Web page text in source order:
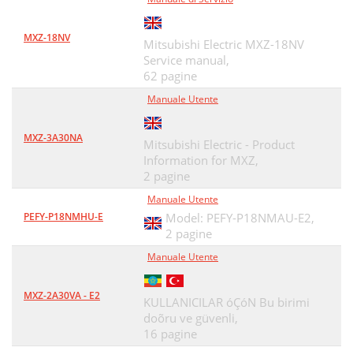
MXZ-18NV
Mitsubishi Electric MXZ-18NV
Service manual,
62 pagine
MXZ-3A30NA
Manuale Utente
Mitsubishi Electric - Product
Information for MXZ,
2 pagine
PEFY-P18NMHU-E
Manuale Utente
Model: PEFY-P18NMAU-E2,
2 pagine
MXZ-2A30VA - E2
Manuale Utente
KULLANICILAR óÇóN Bu birimi
doõru ve güvenli,
16 pagine